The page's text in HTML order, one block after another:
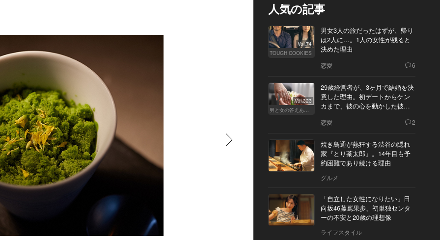
人気の記事
Vol.74
TOUGH COOKIES
男女3人の旅だったはずが、帰り
は2人に…。1人の女性が残ると
決めた理由
恋愛 6
Vol.323
男と女の答えあわせ【Q】
29歳経営者が、3ヶ月で結婚を決
意した理由。初デートからケン
カまで、彼の心を動かした彼女
恋愛 2
焼き鳥通が熱狂する渋谷の隠れ
家『とり茶太郎』。14年目も予
約困難であり続ける理由
グルメ
「自立した女性になりたい」日
向坂46藤嶌果歩、初単独センタ
ーの不安と20歳の理想像
ライフスタイル